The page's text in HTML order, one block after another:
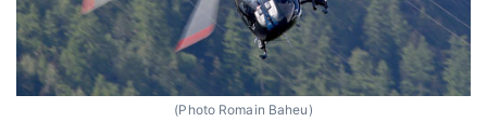
(Photo Romain Baheu)